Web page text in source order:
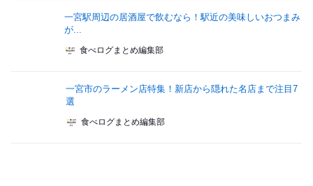
一宮駅周辺の居酒屋で飲むなら！駅近の美味しいおつまみ
が...
食べログまとめ編集部
一宮市のラーメン店特集！新店から隠れた名店まで注目7
選
食べログまとめ編集部